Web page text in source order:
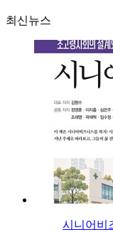
최신뉴스
시니어비